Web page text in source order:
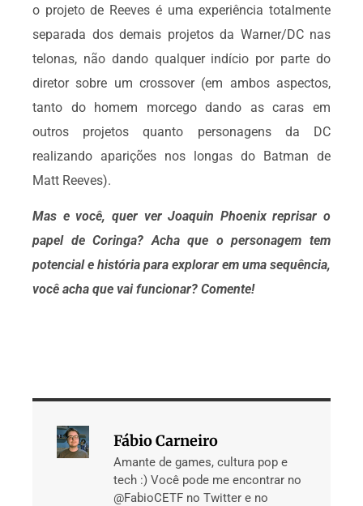
o projeto de Reeves é uma experiência totalmente
separada dos demais projetos da Warner/DC nas
telonas, não dando qualquer indício por parte do
diretor sobre um crossover (em ambos aspectos,
tanto do homem morcego dando as caras em
outros projetos quanto personagens da DC
realizando aparições nos longas do Batman de
Matt Reeves).
Mas e você, quer ver Joaquin Phoenix reprisar o
papel de Coringa? Acha que o personagem tem
potencial e história para explorar em uma sequência,
você acha que vai funcionar? Comente!
Fábio Carneiro
Amante de games, cultura pop e
tech :) Você pode me encontrar no
@FabioCETF no Twitter e no